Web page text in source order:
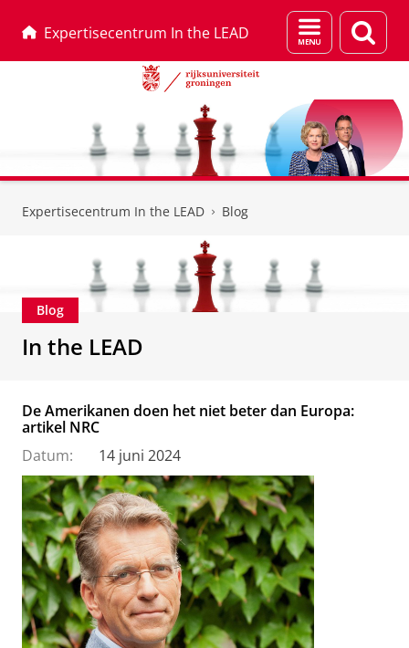
Expertisecentrum In the LEAD
Menu
en
Expertisecentrum In the LEAD Blog
Blog
In the LEAD
De Amerikanen doen het niet beter dan Europa:
artikel NRC
Datum:
14 juni 2024